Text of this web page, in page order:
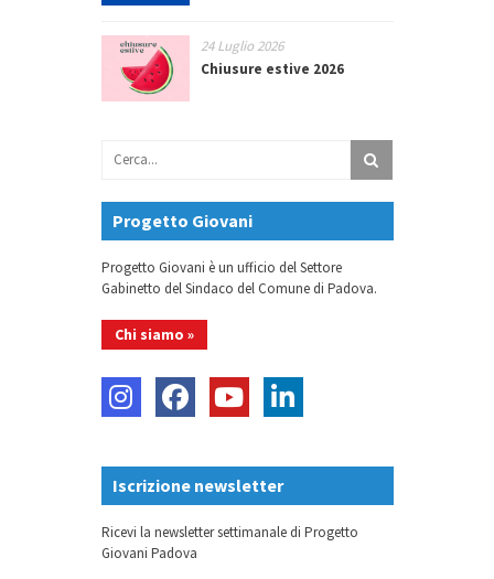
24 Luglio 2026
Chiusure estive 2026
Progetto Giovani
Progetto Giovani è un ufficio del Settore
Gabinetto del Sindaco del Comune di Padova.
Chi siamo »
Iscrizione newsletter
Ricevi la newsletter settimanale di Progetto
Giovani Padova